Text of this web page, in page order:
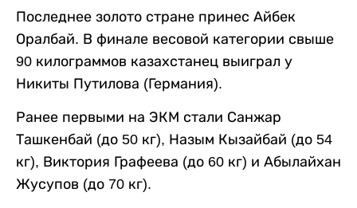
Последнее золото стране принес Айбек
Оралбай. В финале весовой категории свыше
90 килограммов казахстанец выиграл у
Никиты Путилова (Германия).
Ранее первыми на ЭКМ стали Санжар
Ташкенбай (до 50 кг), Назым Кызайбай (до 54
кг), Виктория Графеева (до 60 кг) и Абылайхан
Жусупов (до 70 кг).